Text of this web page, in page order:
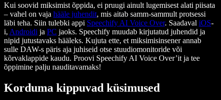
Kui soovid miksimist õppida, ei pruugi ainult lugemisest alati piisata
– vahel on vaja hääle juhendit, mis aitab samm-sammult protsessi
läbi teha. Siin tulebki appi Speechify AI Voice Over. Saadaval iOS-
i, Androidi ja PC jaoks. Speechify muudab kirjutatud juhendid ja
nipid jutustavaks hääleks. Kujuta ette, et miksimisinsener annab
sulle DAW-s päris aja juhiseid otse stuudiomonitoride või
kõrvaklappide kaudu. Proovi Speechify AI Voice Over’it ja tee
õppimine palju nauditavamaks!
Korduma kippuvad küsimused